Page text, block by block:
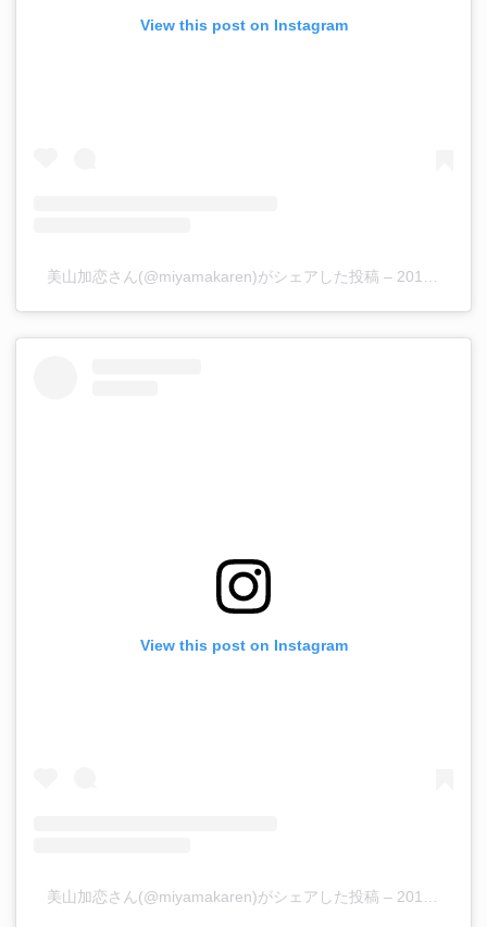
View this post on Instagram
美山加恋さん(@miyamakaren)がシェアした投稿 – 2018年 7月月18日午前12時21分PDT
View this post on Instagram
美山加恋さん(@miyamakaren)がシェアした投稿 – 2018年 4月月20日午前12時37分PDT